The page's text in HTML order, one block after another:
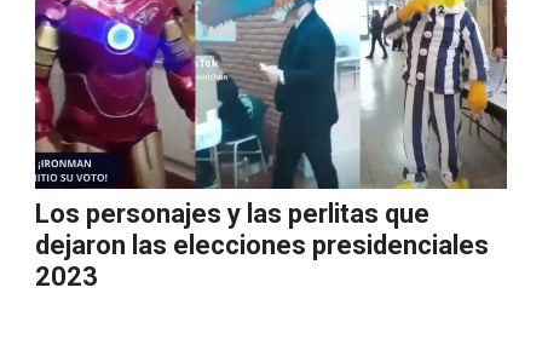
Los personajes y las perlitas que
dejaron las elecciones presidenciales
2023